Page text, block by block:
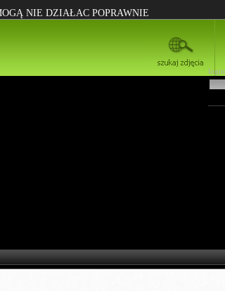
NIE DZIAŁAC POPRAWNIE
login